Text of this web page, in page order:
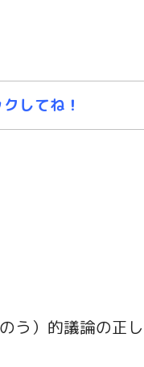
してね！
う）的議論の正